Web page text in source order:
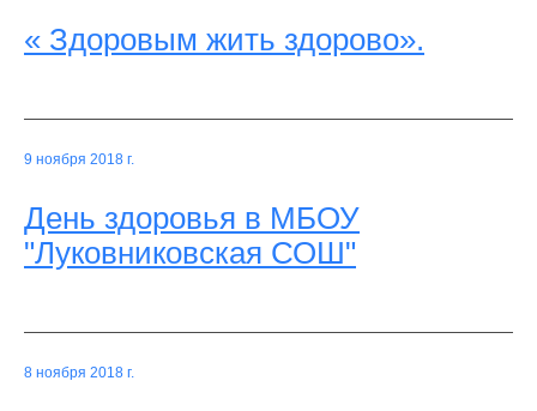
« Здоровым жить здорово».
9 ноября 2018 г.
День здоровья в МБОУ
"Луковниковская СОШ"
8 ноября 2018 г.